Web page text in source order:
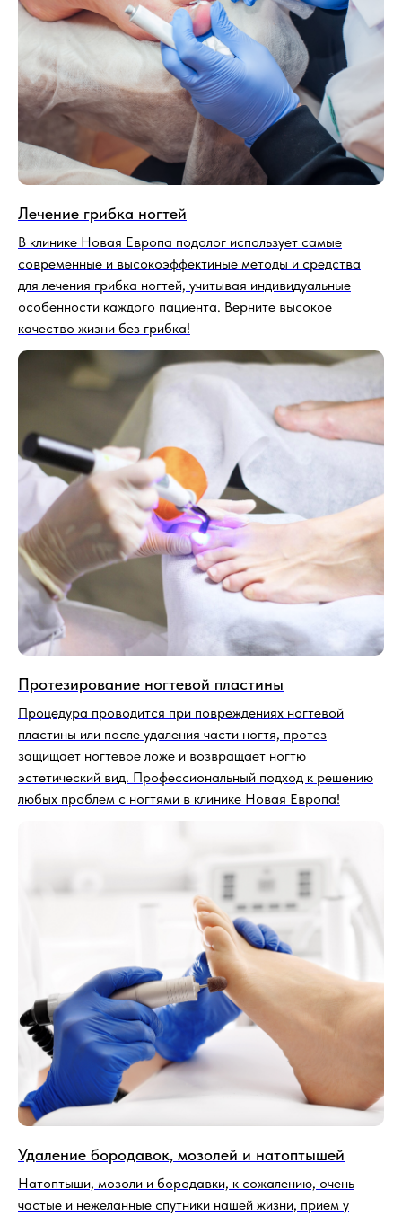
Лечение грибка ногтей
В клинике Новая Европа подолог использует самые
современные и высокоэффектиные методы и средства
для лечения грибка ногтей, учитывая индивидуальные
особенности каждого пациента. Верните высокое
качество жизни без грибка!
Протезирование ногтевой пластины
Процедура проводится при повреждениях ногтевой
пластины или после удаления части ногтя, протез
защищает ногтевое ложе и возвращает ногтю
эстетический вид. Профессиональный подход к решению
любых проблем с ногтями в клинике Новая Европа!
Удаление бородавок, мозолей и натоптышей
Натоптыши, мозоли и бородавки, к сожалению, очень
частые и нежеланные спутники нашей жизни, прием у
подолога в клинике Новая Европа поможет Вам
избавиться от этих проблем. Профессионально,
эффективно, на долго!